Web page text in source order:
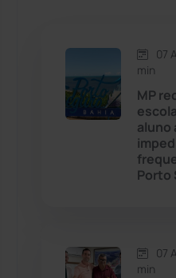
Caetité
Candiba
Cândido Sales
Caturama
07
min
MP
aluno
Porto
07
min